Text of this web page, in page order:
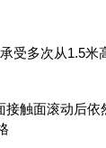
受多次从1.5米
接触面滚动后依